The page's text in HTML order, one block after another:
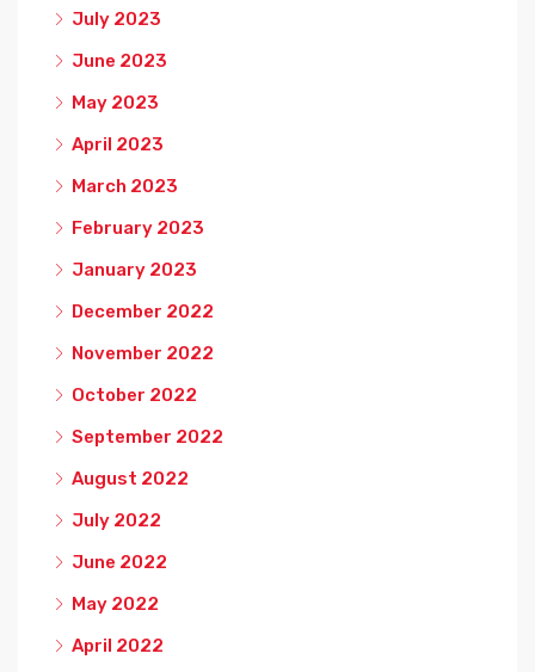
July 2023
June 2023
May 2023
April 2023
March 2023
February 2023
January 2023
December 2022
November 2022
October 2022
September 2022
August 2022
July 2022
June 2022
May 2022
April 2022